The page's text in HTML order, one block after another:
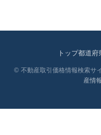
トップ都道府
© 不動産取引価格情報検索サ
産情